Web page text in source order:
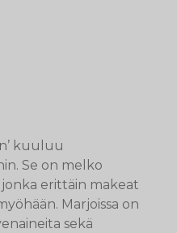
kuuluu
Se on melko
jonka erittäin makeat
Marjoissa on
sekä